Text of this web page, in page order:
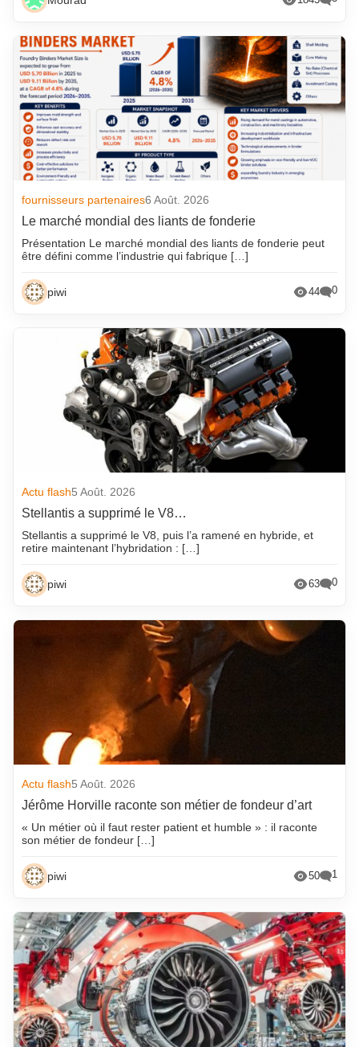
fournisseurs partenaires6 Août. 2026
Le marché mondial des liants de fonderie
Présentation Le marché mondial des liants de fonderie peut
être défini comme l’industrie qui fabrique […]
piwi 44 0
Actu flash5 Août. 2026
Stellantis a supprimé le V8…
Stellantis a supprimé le V8, puis l’a ramené en hybride, et
retire maintenant l’hybridation : […]
piwi 63 0
Actu flash5 Août. 2026
Jérôme Horville raconte son métier de fondeur d’art
« Un métier où il faut rester patient et humble » : il raconte
son métier de fondeur […]
piwi 50 1